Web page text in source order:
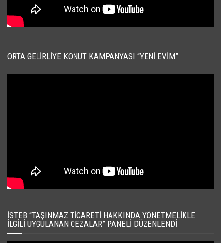
ORTA GELIRLIYE KONUT KAMPANYASI “YENI EVIM”
İSTEB “TAŞINMAZ TICARETI HAKKINDA YÖNETMELIKLE
İLGILI UYGULANAN CEZALAR” PANELI DÜZENLENDI